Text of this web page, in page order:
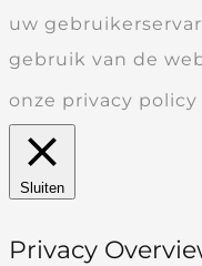
uw
gebruik van de
onze privacy policy
Sluiten
Privacy